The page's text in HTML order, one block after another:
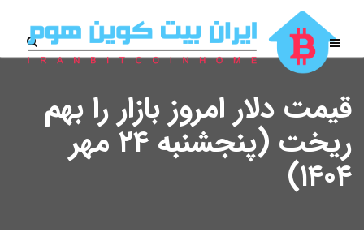
قیمت دلار امروز بازار را بهم
ریخت (پنجشنبه ۲۴ مهر
۱۴۰۴)